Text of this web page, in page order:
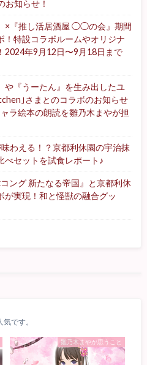
お知らせ！
×『推し活居酒屋 ◯◯の会』期間
！特設コラボルームやオリジナ
2024年9月12日〜9月18日まで
や『うーたん』を生み出したユ
｣さまとのコラボのお知らせ
ラ絵本の朗読を雛乃木まやが担
わえる！？京都利休園の宇治抹
べセットを試食レポート♪
ング 新たなる帝国』と京都利休
が実現！和と怪獣の融合グッ
です。
雛乃木まやが思うこと